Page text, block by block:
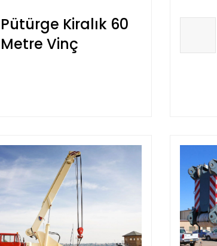
Pütürge Kiralık 60
Metre Vinç